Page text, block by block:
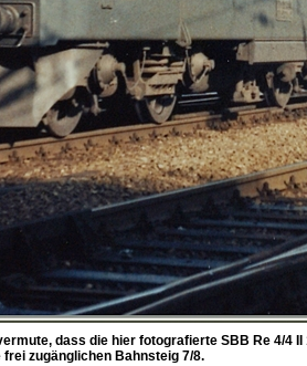
dass die hier fotografierte SBB Re 4/4 II
zugänglichen Bahnsteig 7/8.